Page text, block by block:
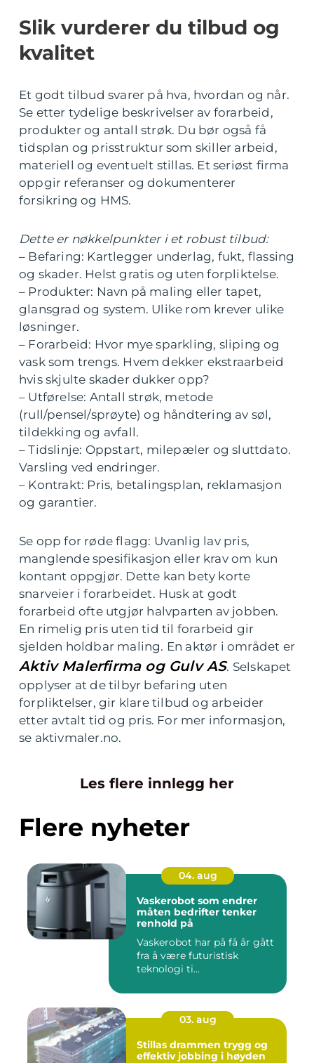
Slik vurderer du tilbud og
kvalitet
Et godt tilbud svarer på hva, hvordan og når.
Se etter tydelige beskrivelser av forarbeid,
produkter og antall strøk. Du bør også få
tidsplan og prisstruktur som skiller arbeid,
materiell og eventuelt stillas. Et seriøst firma
oppgir referanser og dokumenterer
forsikring og HMS.
Dette er nøkkelpunkter i et robust tilbud:
– Befaring: Kartlegger underlag, fukt, flassing
og skader. Helst gratis og uten forpliktelse.
– Produkter: Navn på maling eller tapet,
glansgrad og system. Ulike rom krever ulike
løsninger.
– Forarbeid: Hvor mye sparkling, sliping og
vask som trengs. Hvem dekker ekstraarbeid
hvis skjulte skader dukker opp?
– Utførelse: Antall strøk, metode
(rull/pensel/sprøyte) og håndtering av søl,
tildekking og avfall.
– Tidslinje: Oppstart, milepæler og sluttdato.
Varsling ved endringer.
– Kontrakt: Pris, betalingsplan, reklamasjon
og garantier.
Se opp for røde flagg: Uvanlig lav pris,
manglende spesifikasjon eller krav om kun
kontant oppgjør. Dette kan bety korte
snarveier i forarbeidet. Husk at godt
forarbeid ofte utgjør halvparten av jobben.
En rimelig pris uten tid til forarbeid gir
sjelden holdbar maling. En aktør i området er
Aktiv Malerfirma og Gulv AS. Selskapet
opplyser at de tilbyr befaring uten
forpliktelser, gir klare tilbud og arbeider
etter avtalt tid og pris. For mer informasjon,
se aktivmaler.no.
Les flere innlegg her
Flere nyheter
04. aug
Vaskerobot som endrer
måten bedrifter tenker
renhold på
Vaskerobot har på få år gått
fra å være futuristisk
teknologi ti...
03. aug
Stillas drammen trygg og
effektiv jobbing i høyden